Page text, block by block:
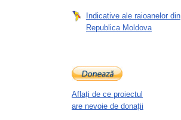
Indicative ale raioanelor din
Republica Moldova
Aflați de ce proiectul
are nevoie de donații